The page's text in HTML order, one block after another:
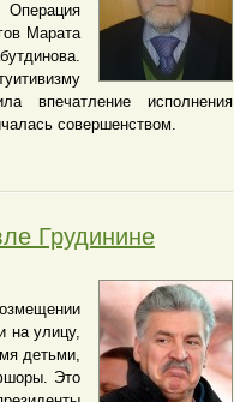
Операция
Марата
впечатление исполнения
совершенством.
Грудинине
на улицу,
детьми,
Это